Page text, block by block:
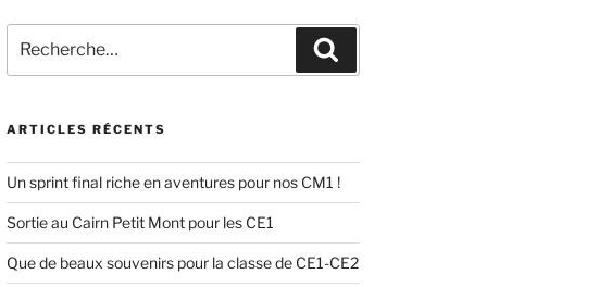
pour
:
ARTICLES RÉCENTS
Un sprint final riche en aventures pour nos CM1 !
Sortie au Cairn Petit Mont pour les CE1
Que de beaux souvenirs pour la classe de CE1-CE2